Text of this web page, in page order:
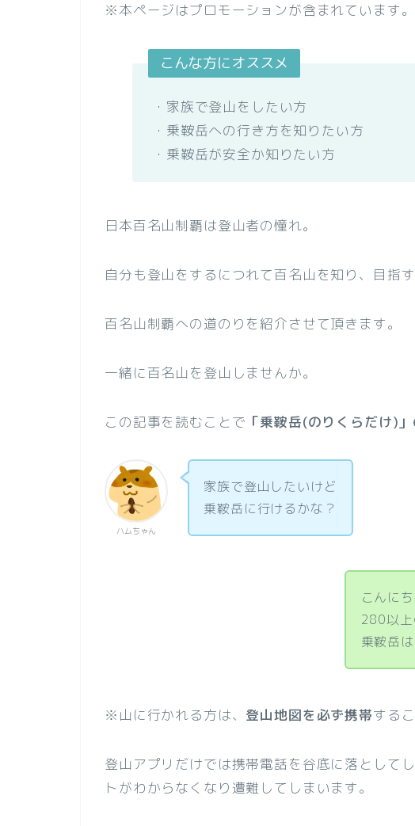
※本ページはプロモーションが含まれています。
こんな方にオススメ
・家族で登山をしたい方
・乗鞍岳への行き方を知りたい方
・乗鞍岳が安全か知りたい方
日本百名山制覇は登山者の憧れ。
自分も登山をするにつれて百名山を知り、目指
百名山制覇への道のりを紹介させて頂きます。
一緒に百名山を登山しませんか。
この記事を読むことで 「乗鞍岳(のりくらだけ)
ハムちゃん
家族で登山したいけど
乗鞍岳に行けるかな？
こんに
280以上
乗鞍岳
※山に行かれる方は、 登山地図を必ず携帯する
登山アプリだけでは携帯電話を谷底に落として
トがわからなくなり遭難してしまいます。